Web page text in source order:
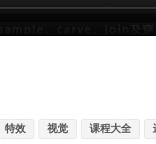
特效 视觉 课程大全